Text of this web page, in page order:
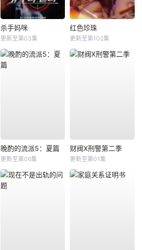
杀手妈咪
更新至第03集
红色珍珠
更新至第102集
晚酌的流派5：夏篇
更新至第06集
财阀X刑警第二季
更新至第01集